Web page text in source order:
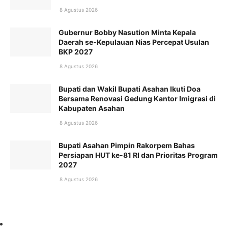
8 Agustus 2026
Gubernur Bobby Nasution Minta Kepala
Daerah se-Kepulauan Nias Percepat Usulan
BKP 2027
8 Agustus 2026
Bupati dan Wakil Bupati Asahan Ikuti Doa
Bersama Renovasi Gedung Kantor Imigrasi di
Kabupaten Asahan
8 Agustus 2026
Bupati Asahan Pimpin Rakorpem Bahas
Persiapan HUT ke-81 RI dan Prioritas Program
2027
8 Agustus 2026